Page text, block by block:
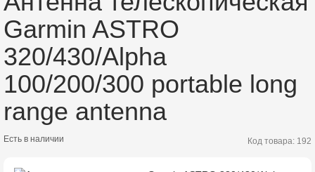
Garmin ASTRO
320/430/Alpha
100/200/300 portable long
range antenna
Есть в наличии Код товара: 192